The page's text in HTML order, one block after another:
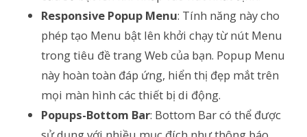
Responsive Popup Menu: Tính năng này cho
phép tạo Menu bật lên khởi chạy từ nút Menu
trong tiêu đề trang Web của bạn. Popup Menu
này hoàn toàn đáp ứng, hiển thị đẹp mắt trên
mọi màn hình các thiết bị di động.
Popups-Bottom Bar: Bottom Bar có thể được